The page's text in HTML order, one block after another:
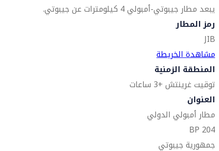
يبعد مطار جيبوتي-أمبولي 4 كيلومترات عن جيبوتي.
رمز المطار
JIB
مشاهدة الخريطة
المنطقة الزمنية
توقيت غرينتش +3 ساعات
العنوان
مطار أمبولي الدولي
BP 204
جمهورية جيبوتي